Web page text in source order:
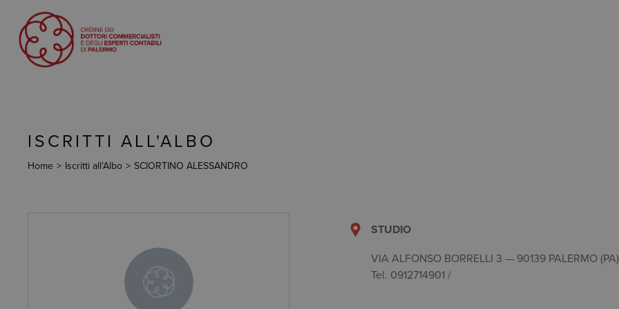
ISCRITTI ALL'ALBO
Home > Iscritti all'Albo > SCIORTINO ALESSANDRO
STUDIO
VIA ALFONSO BORRELLI 3 — 90139 PALERMO (PA)
Tel. 0912714901 /